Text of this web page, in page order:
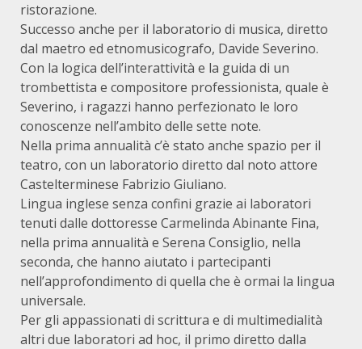
ristorazione.
Successo anche per il laboratorio di musica, diretto
dal maetro ed etnomusicografo, Davide Severino.
Con la logica dell’interattività e la guida di un
trombettista e compositore professionista, quale è
Severino, i ragazzi hanno perfezionato le loro
conoscenze nell’ambito delle sette note.
Nella prima annualità c’è stato anche spazio per il
teatro, con un laboratorio diretto dal noto attore
Castelterminese Fabrizio Giuliano.
Lingua inglese senza confini grazie ai laboratori
tenuti dalle dottoresse Carmelinda Abinante Fina,
nella prima annualità e Serena Consiglio, nella
seconda, che hanno aiutato i partecipanti
nell’approfondimento di quella che è ormai la lingua
universale.
Per gli appassionati di scrittura e di multimedialità
altri due laboratori ad hoc, il primo diretto dalla